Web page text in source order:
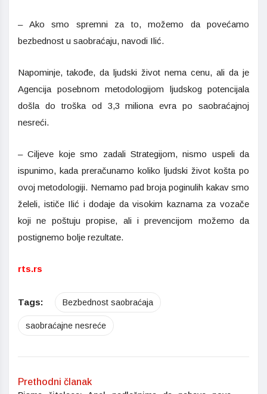
– Ako smo spremni za to, možemo da povećamo
bezbednost u saobraćaju, navodi Ilić.
Napominje, takođe, da ljudski život nema cenu, ali da je
Agencija posebnom metodologijom ljudskog potencijala
došla do troška od 3,3 miliona evra po saobraćajnoj
nesreći.
– Ciljeve koje smo zadali Strategijom, nismo uspeli da
ispunimo, kada preračunamo koliko ljudski život košta po
ovoj metodologiji. Nemamo pad broja poginulih kakav smo
želeli, ističe Ilić i dodaje da visokim kaznama za vozače
koji ne poštuju propise, ali i prevencijom možemo da
postignemo bolje rezultate.
rts.rs
Tags: Bezbednost saobraćaja
saobraćajne nesreće
Prethodni članak